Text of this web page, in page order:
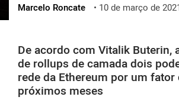
ქართული
vietnamese
Marcelo Roncate • 10 de março de
De acordo com Vitalik Buterin,
de rollups de camada dois
rede da Ethereum por um fator
próximos meses